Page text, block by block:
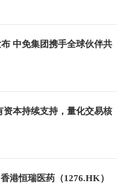
中免集团携手全球伙伴共
本持续支持，量化交易核
港恒瑞医药（1276.HK）